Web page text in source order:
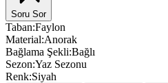
Soru Sor
Taban:Faylon
Material:Anorak
Bağlama Şekli:Bağlı
Sezon:Yaz Sezonu
Renk:Siyah